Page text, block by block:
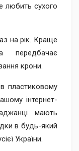
любить сухого
на рік. Краще
передбачає
крони.
пластиковому
інтернет-
мають
в будь-який
України.